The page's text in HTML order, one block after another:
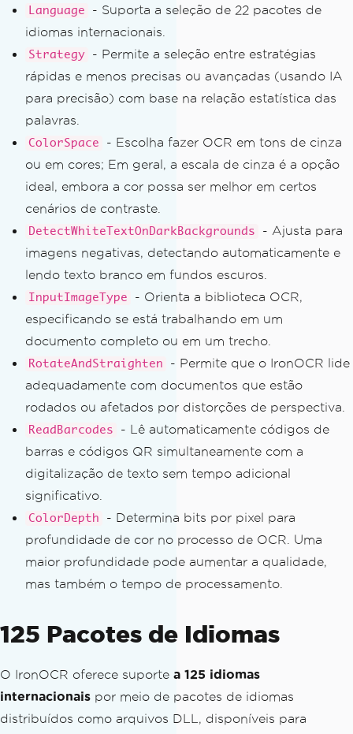
Language
- Suporta a seleção de 22 pacotes de
idiomas internacionais.
Strategy
- Permite a seleção entre estratégias
rápidas e menos precisas ou avançadas (usando IA
para precisão) com base na relação estatística das
palavras.
ColorSpace
- Escolha fazer OCR em tons de cinza
ou em cores; Em geral, a escala de cinza é a opção
ideal, embora a cor possa ser melhor em certos
cenários de contraste.
DetectWhiteTextOnDarkBackgrounds
- Ajusta para
imagens negativas, detectando automaticamente e
lendo texto branco em fundos escuros.
InputImageType
- Orienta a biblioteca OCR,
especificando se está trabalhando em um
documento completo ou em um trecho.
RotateAndStraighten
- Permite que o IronOCR lide
adequadamente com documentos que estão
rodados ou afetados por distorções de perspectiva.
ReadBarcodes
- Lê automaticamente códigos de
barras e códigos QR simultaneamente com a
digitalização de texto sem tempo adicional
significativo.
ColorDepth
- Determina bits por pixel para
profundidade de cor no processo de OCR. Uma
maior profundidade pode aumentar a qualidade,
mas também o tempo de processamento.
125 Pacotes de Idiomas
O IronOCR oferece suporte a 125 idiomas
internacionais por meio de pacotes de idiomas
distribuídos como arquivos DLL, disponíveis para